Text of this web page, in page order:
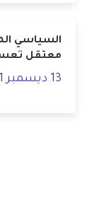
السياسي
معتقل
13 ديسمبر 2021